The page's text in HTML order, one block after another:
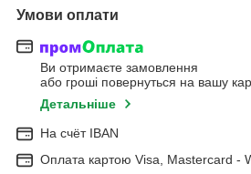
Умови оплати
Ви отримаєте замовлення
або гроші повернуться на вашу
Детальніше
На cчёт IBAN
Оплата картою Visa, Mastercard -